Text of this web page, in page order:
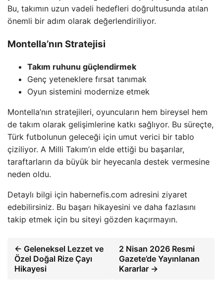
Bu, takımın uzun vadeli hedefleri doğrultusunda atılan
önemli bir adım olarak değerlendiriliyor.
Montella’nın Stratejisi
Takım ruhunu güçlendirmek
Genç yeteneklere fırsat tanımak
Oyun sistemini modernize etmek
Montella’nın stratejileri, oyuncuların hem bireysel hem
de takım olarak gelişimlerine katkı sağlıyor. Bu süreçte,
Türk futbolunun geleceği için umut verici bir tablo
çiziliyor. A Milli Takım’ın elde ettiği bu başarılar,
taraftarların da büyük bir heyecanla destek vermesine
neden oldu.
Detaylı bilgi için habernefis.com adresini ziyaret
edebilirsiniz. Bu başarı hikayesini ve daha fazlasını
takip etmek için bu siteyi gözden kaçırmayın.
← Geleneksel Lezzet ve
Özel Doğal Rize Çayı
Hikayesi
2 Nisan 2026 Resmi
Gazete’de Yayınlanan
Kararlar →